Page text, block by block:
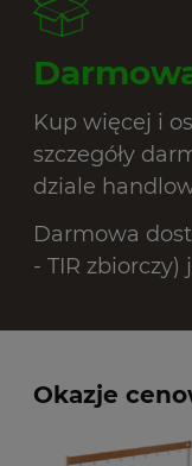
Kup więcej i
szczegóły
dziale
Darmowa
- TIR zbiorczy)
Okazje